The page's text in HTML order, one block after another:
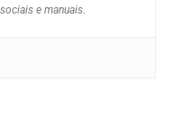
e manuais.